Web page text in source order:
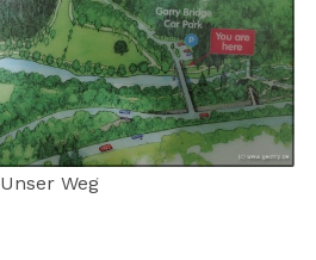
Unser Weg